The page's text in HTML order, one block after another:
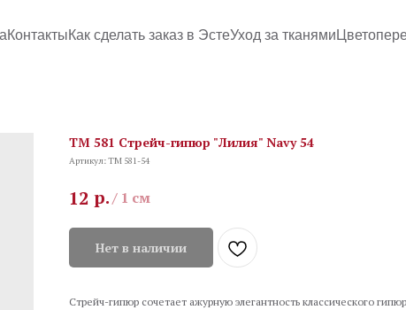
КонтактыКак сделать заказ в ЭстеУход за тканями
TM 581 Стрейч-гипюр "Лилия" Navy 54
Артикул:TM 581-54
12 р./ 1 см
Нет в наличии
Стрейч-гипюр сочетает ажурную элегантность классического